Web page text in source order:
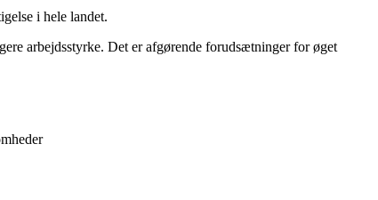
i hele landet.
arbejdsstyrke. Det er afgørende forudsætninger for øget